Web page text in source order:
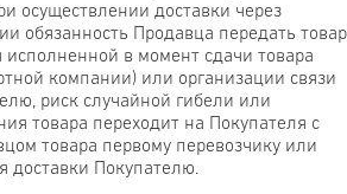
осуществлении доставки через
обязанность Продавца передать товар
исполненной в момент сдачи товара
компании) или организации связи
риск случайной гибели или
товара переходит на Покупателя с
товара первому перевозчику или
доставки Покупателю.